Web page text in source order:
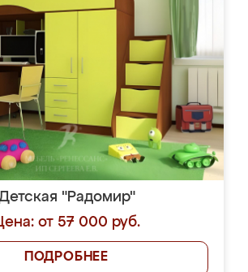
"Радомир"
от 57 000 руб.
ПОДРОБНЕЕ